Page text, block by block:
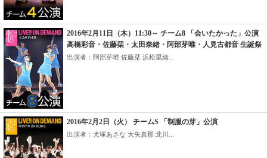
2016年2月11日（木）11:30～ チーム8 「会いたかった」公演
高橋彩音・佐藤栞・太田奈緒・阿部芽唯・人見古都音 生誕祭
出演者：阿部芽唯 佐藤栞 浜松里緒...
2016年2月2日（火） チームS 「制服の芽」公演
出演者：犬塚あさな 大矢真那 北川...